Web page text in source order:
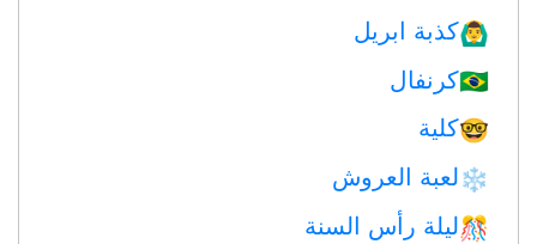
🙆‍♂️كذبة ابريل
🇧🇷كرنفال
🤓كلية
❄️لعبة العروش
🎊ليلة رأس السنة